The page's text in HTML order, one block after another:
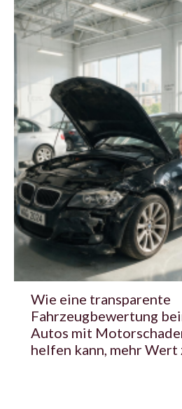
Wie eine transparente
Fahrzeugbewertung
Autos mit
helfen kann, mehr Wert